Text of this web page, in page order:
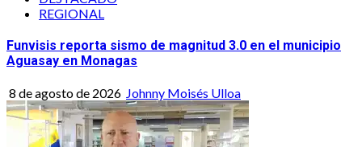
REGIONAL
Funvisis reporta sismo de magnitud 3.0 en el municipio
Aguasay en Monagas
8 de agosto de 2026 Johnny Moisés Ulloa